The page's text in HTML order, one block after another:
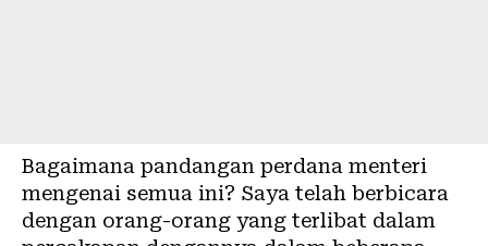
Bagaimana pandangan perdana menteri
mengenai semua ini? Saya telah berbicara
dengan orang-orang yang terlibat dalam